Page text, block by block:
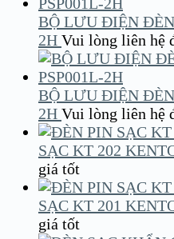
BỘ LƯU ĐIỆN
2H Vui lòng liên hệ
BỘ LƯU ĐIỆN
2H Vui lòng liên hệ
SẠC KT 202
giá tốt
SẠC KT 201
giá tốt